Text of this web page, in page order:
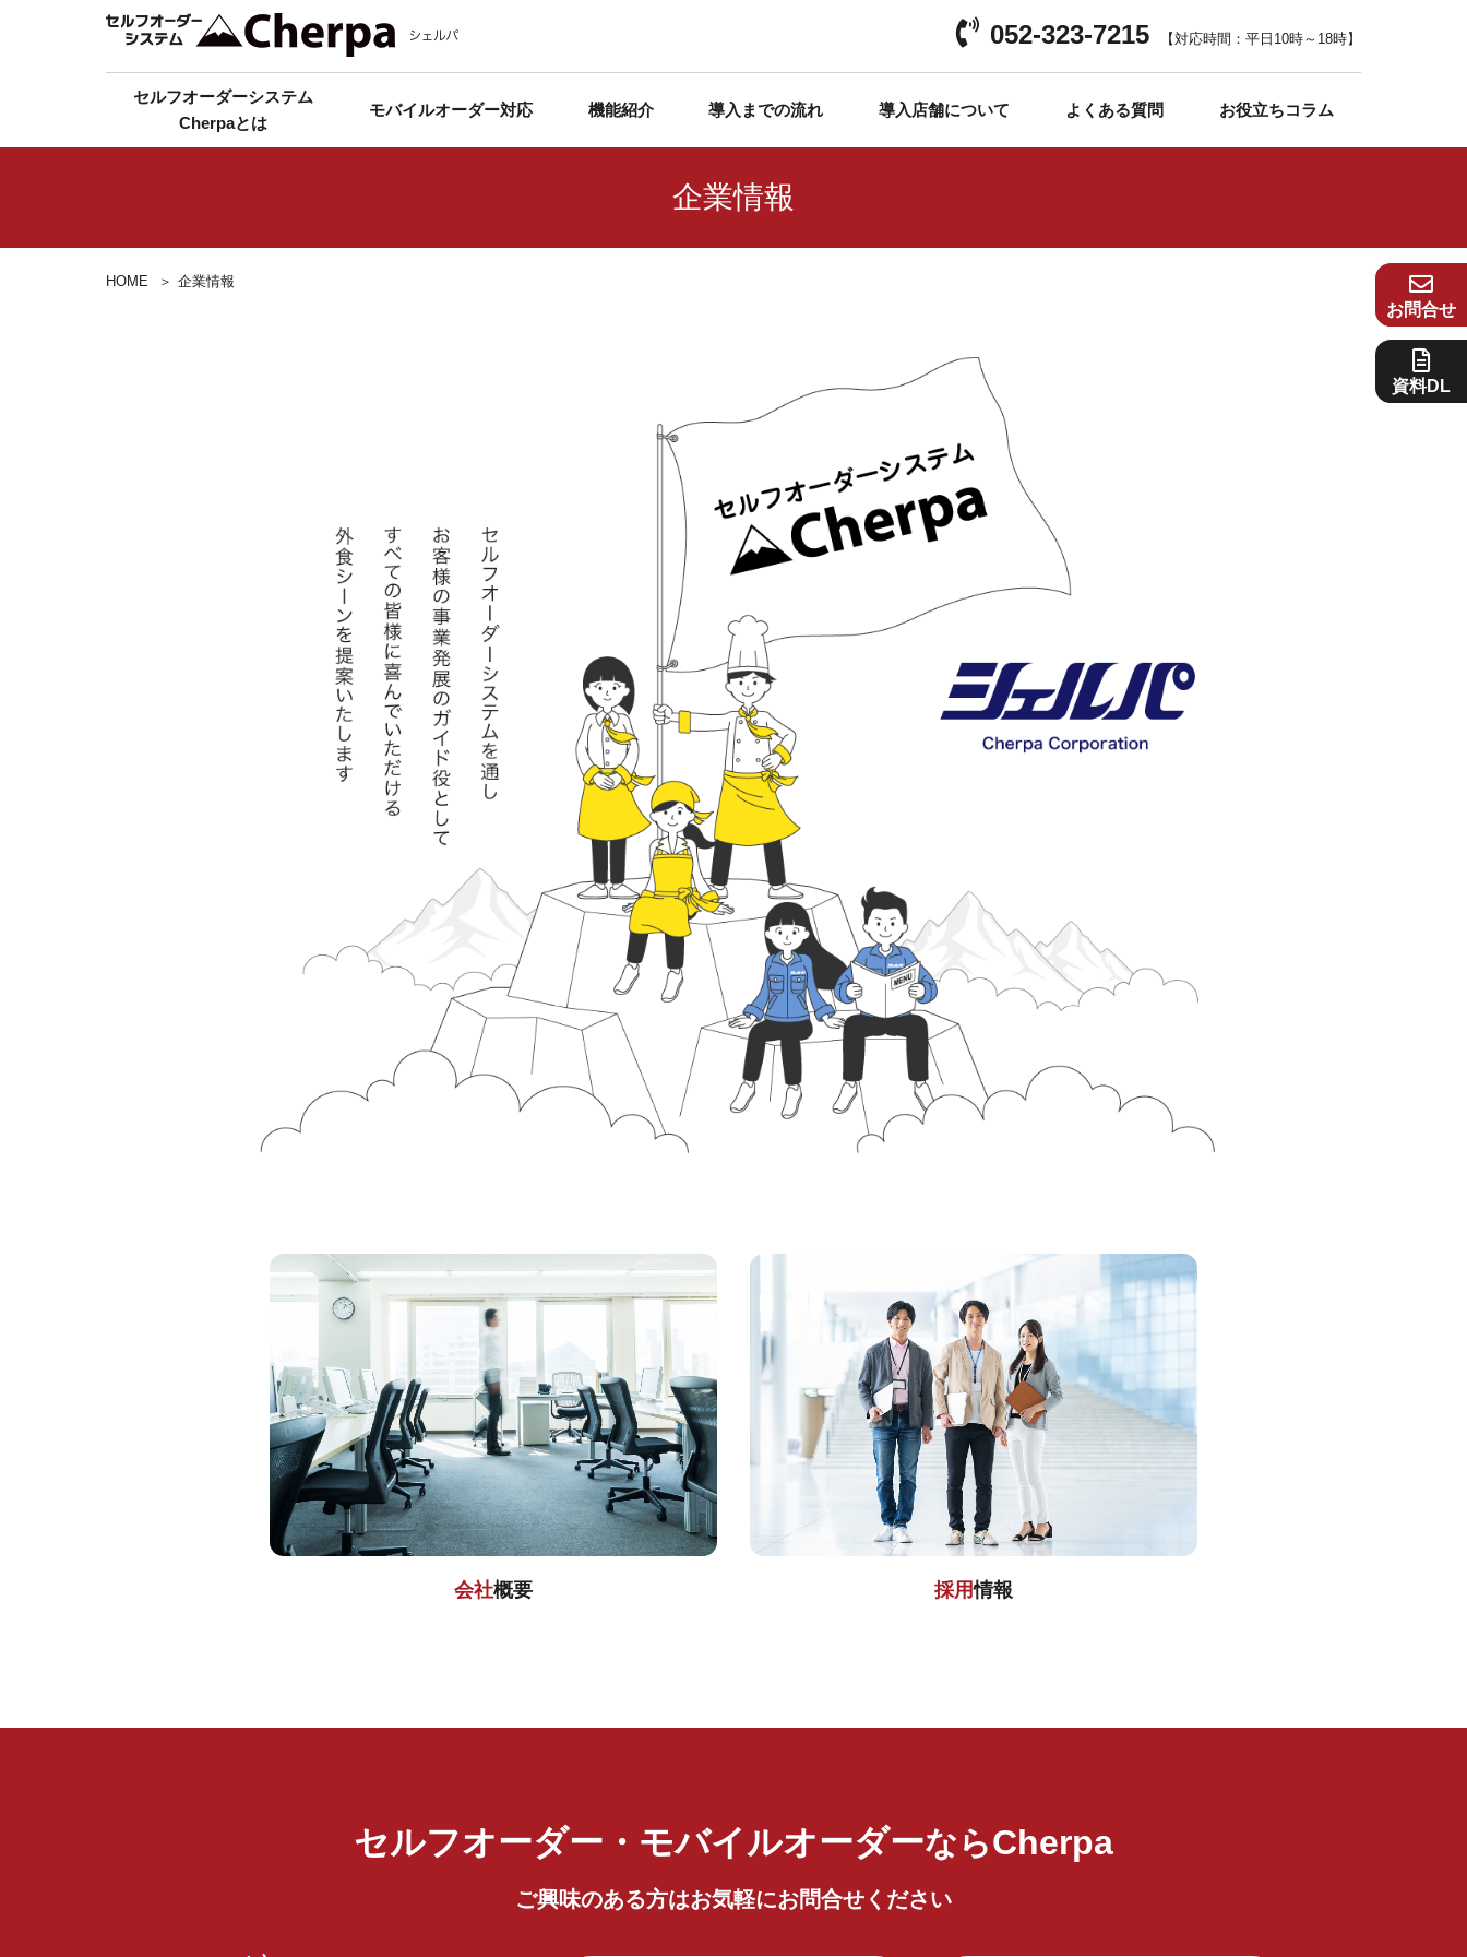
052-323-7215 【対応時間：平日10時～18時】
セルフオーダーシステム
Cherpaとは
モバイルオーダー対応 機能紹介 導入までの流れ 導入店舗について よくある質問 お役立ちコラム
企業情報
HOME 企業情報
会社概要 採用情報
セルフオーダー・モバイルオーダーならCherpa
ご興味のある方はお気軽にお問合せください
お問合せ
資料DL